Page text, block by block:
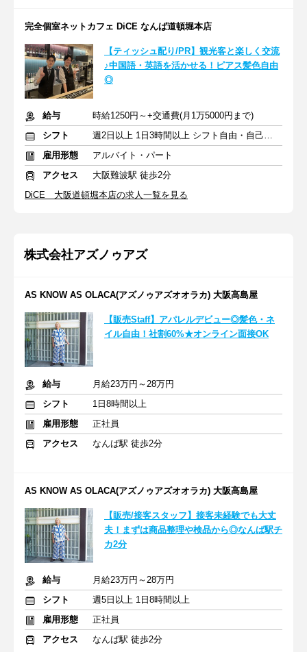
完全個室ネットカフェ DiCE なんば道頓堀本店
【ティッシュ配り/PR】観光客と楽しく交流
♪中国語・英語を活かせる！ピアス髪色自由
◎
給与
時給1250円～+交通費(月1万5000円まで)
シフト
週2日以上 1日3時間以上 シフト自由・自己申告
雇用形態
アルバイト・パート
アクセス
大阪難波駅 徒歩2分
DiCE 大阪道頓堀本店の求人一覧を見る
株式会社アズノゥアズ
AS KNOW AS OLACA(アズノゥアズオオラカ) 大阪高島屋
【販売Staff】アパレルデビュー◎髪色・ネ
イル自由！社割60%★オンライン面接OK
給与
月給23万円～28万円
シフト
1日8時間以上
雇用形態
正社員
アクセス
なんば駅 徒歩2分
AS KNOW AS OLACA(アズノゥアズオオラカ) 大阪高島屋
【販売/接客スタッフ】接客未経験でも大丈
夫！まずは商品整理や検品から◎なんば駅チ
カ2分
給与
月給23万円～28万円
シフト
週5日以上 1日8時間以上
雇用形態
正社員
アクセス
なんば駅 徒歩2分